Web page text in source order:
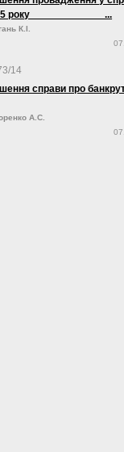
2015 року ...
К.І.
14
справи про
А.С.